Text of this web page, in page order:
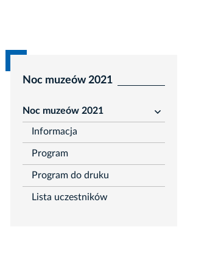
Noc muzeów 2021
Noc muzeów 2021
rozwiń
Informacja
Program
Program do druku
Lista uczestników